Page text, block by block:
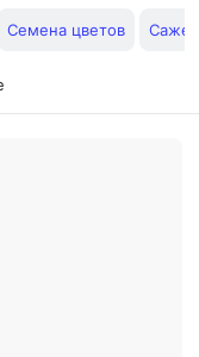
Семена цветов